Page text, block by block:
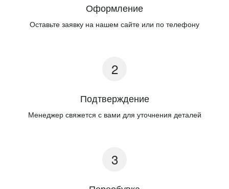
Оформление
Оставьте заявку на нашем сайте или по телефону
Подтверждение
Менеджер свяжется с вами для уточнения деталей